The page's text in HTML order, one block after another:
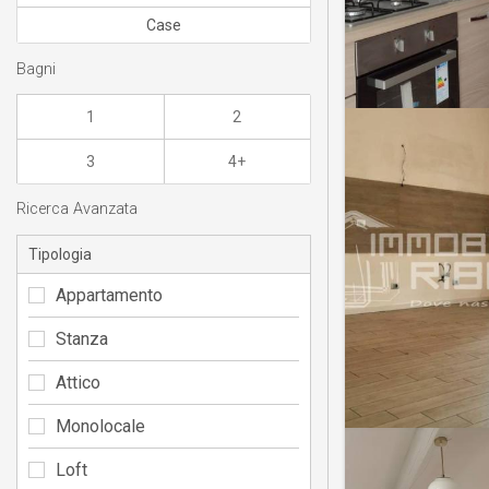
Case
Bagni
1 2
3 4+
Ricerca Avanzata
Tipologia
Appartamento
Stanza
Attico
Monolocale
Loft